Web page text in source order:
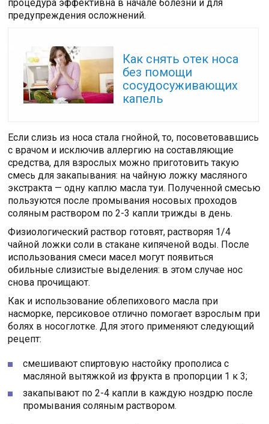
процедура эффективна в начале болезни и для
предупреждения осложнений.
Как снять отек носа
без помощи
сосудосуживающих
капель
Если слизь из носа стала гнойной, то, посоветовавшись
с врачом и исключив аллергию на составляющие
средства, для взрослых можно приготовить такую
смесь для закапывания: на чайную ложку масляного
экстракта — одну каплю масла туи. Полученной смесью
пользуются после промывания носовых проходов
соляным раствором по 2-3 капли трижды в день.
Физиологический раствор готовят, растворяя 1/4
чайной ложки соли в стакане кипяченой воды. После
использования смеси масел могут появиться
обильные слизистые выделения: в этом случае нос
снова прочищают.
Как и использование облепихового масла при
насморке, персиковое отлично помогает взрослым при
болях в носоглотке. Для этого применяют следующий
рецепт:
смешивают спиртовую настойку прополиса с
масляной вытяжкой из фрукта в пропорции 1 к 3;
закапывают по 2-4 капли в каждую ноздрю после
промывания соляным раствором.